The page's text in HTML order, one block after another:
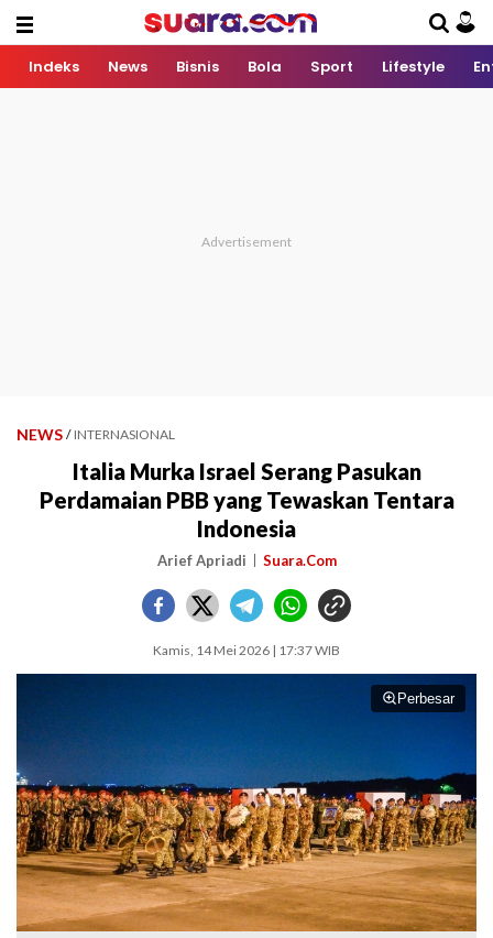
Indeks News Bisnis Bola Sport Lifestyle
NEWS / INTERNASIONAL
Italia Murka Israel Serang Pasukan
Perdamaian PBB yang Tewaskan Tentara
Indonesia
Arief Apriadi Suara.Com
Kamis, 14 Mei 2026 | 17:37 WIB
Perbesar